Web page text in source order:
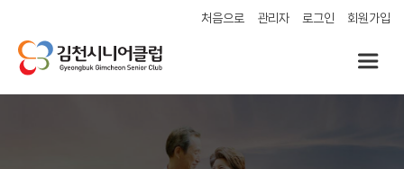
처음으로 관리자 로그인 회원가입